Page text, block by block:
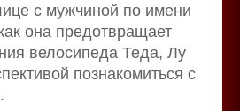
с мужчиной по имени
она предотвращает
велосипеда Теда, Лу
познакомиться с